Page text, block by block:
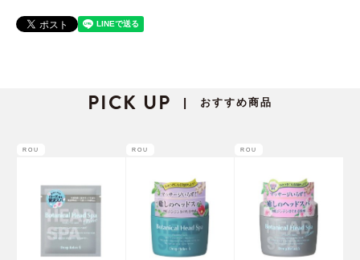
PICK UP | おすすめ商品
ROU ROU ROU